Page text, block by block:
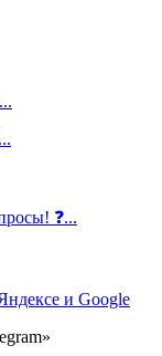
❓...